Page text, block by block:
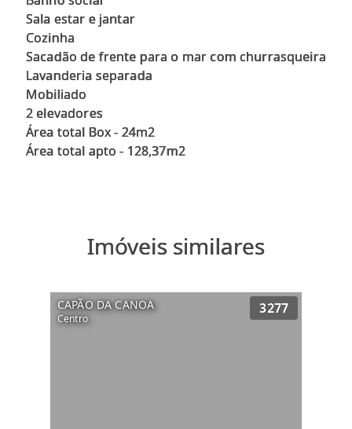
Sala estar e jantar
Cozinha
Sacadão de frente para o mar com churrasqueira
Lavanderia separada
Mobiliado
2 elevadores
Área total Box - 24m2
Área total apto - 128,37m2
Imóveis similares
CAPÃO DA CANOA
Centro
3277